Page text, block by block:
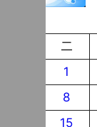
二
1
8
15